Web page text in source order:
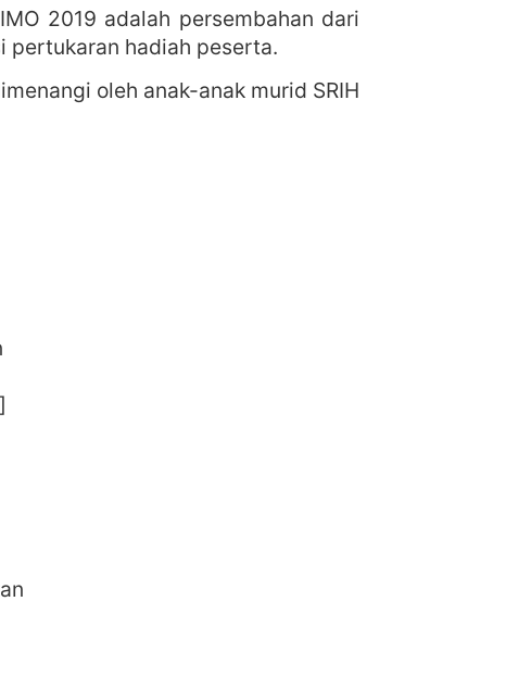
2019 adalah persembahan dari
pertukaran hadiah peserta.
oleh anak-anak murid SRIH